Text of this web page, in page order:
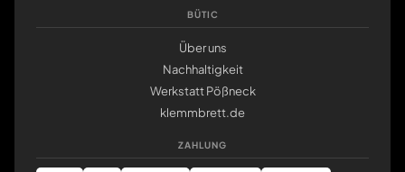
BÜTIC
Über uns
Nachhaltigkeit
Werkstatt Pößneck
klemmbrett.de
ZAHLUNG